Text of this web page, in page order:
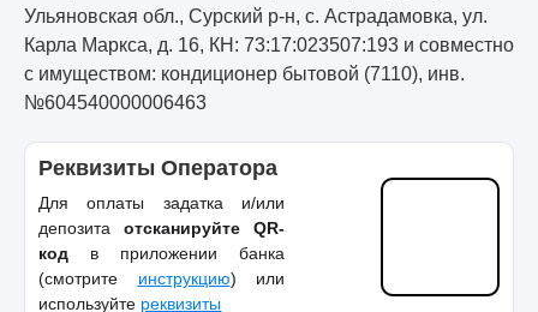
Ульяновская обл., Сурский р-н, с. Астрадамовка, ул.
Карла Маркса, д. 16, КН: 73:17:023507:193 и совместно
с имуществом: кондиционер бытовой (7110), инв.
№604540000006463
Реквизиты Оператора
Для оплаты задатка и/или
депозита отсканируйте QR-
код в приложении банка
(смотрите инструкцию) или
используйте реквизиты